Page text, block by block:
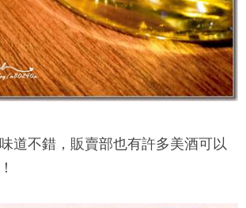
道不錯，販賣部也有許多美酒可以